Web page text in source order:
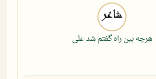
هرچه بین راه گفتم شد علی